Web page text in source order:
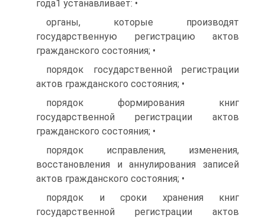
года1 устанавливает: •
органы, которые производят
государственную регистрацию актов
гражданского состояния; •
порядок государственной регистрации
актов гражданского состояния; •
порядок формирования книг
государственной регистрации актов
гражданского состояния; •
порядок исправления, изменения,
восстановления и аннулирования записей
актов гражданского состояния; •
порядок и сроки хранения книг
государственной регистрации актов